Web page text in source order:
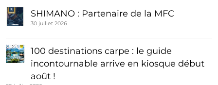
SHIMANO : Partenaire de la MFC
30 juillet 2026
100 destinations carpe : le guide
incontournable arrive en kiosque début
août !